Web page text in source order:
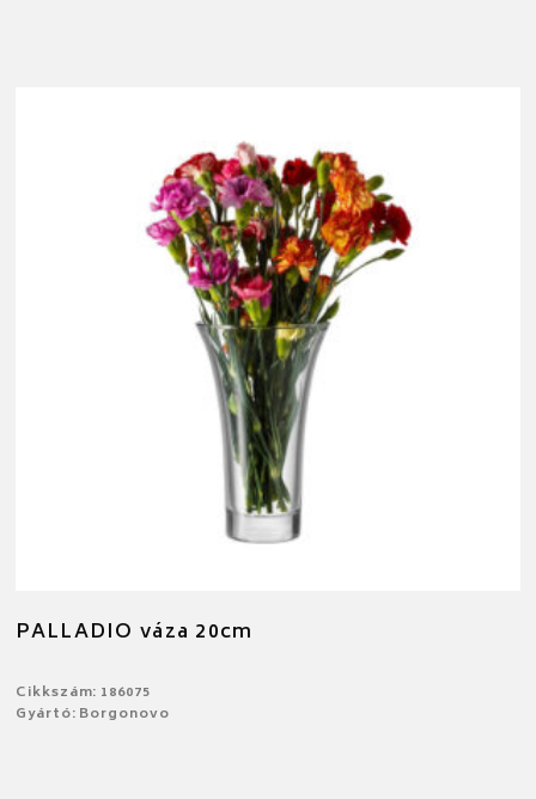
PALLADIO váza 20cm
Cikkszám: 186075
Gyártó: Borgonovo